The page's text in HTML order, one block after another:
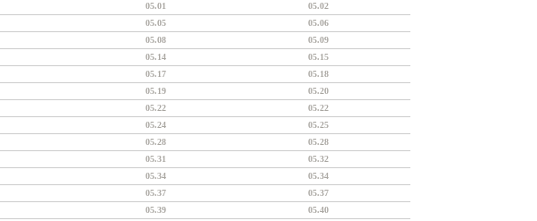
05.01
05.02
05.05
05.06
05.08
05.09
05.14
05.15
05.17
05.18
05.19
05.20
05.22
05.22
05.24
05.25
05.28
05.28
05.31
05.32
05.34
05.34
05.37
05.37
05.39
05.40